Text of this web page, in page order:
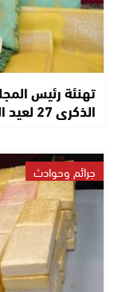
تهنئة رئيس
الذكرى 27 لعيد العرش المجيد..
جرائم وحوادث